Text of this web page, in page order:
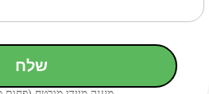
שלח